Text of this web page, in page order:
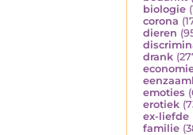
biologie
corona
dieren
drank
emoties
erotiek
ex-liefde
familie